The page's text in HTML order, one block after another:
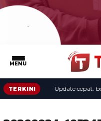
MENU
TERKINI Update cepat: